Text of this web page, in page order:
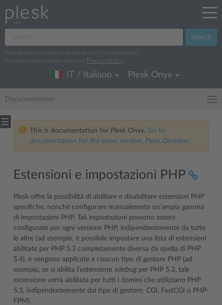
Search
We log search terms to improve our documentation.
For more information, read our
Privacy Policy
IT / Italiano Plesk Onyx
Documentation
This is documentation for Plesk Onyx. Go to
documentation for the latest version, Plesk Obsidian.
Estensioni e impostazioni PHP
Plesk offre la possibilità di abilitare e disabilitare estensioni PHP
specifiche, nonché configurare manualmente un’ampia gamma
di impostazioni PHP. Tali impostazioni possono essere
configurate per ogni versione PHP, indipendentemente da tutte
le altre (ad esempio, è possibile impostare una lista di estensioni
abilitate per PHP 5.3 completamente diversa da quella di PHP
5.4), e vengono applicate a ciascun tipo di gestore PHP (ad
esempio, se si abilita l’estensione xdebugper PHP 5.3, tale
estensione verrà abilitata per tutti i domini che utilizzano PHP
5.3, indipendentemente dal tipo di gestore: CGI, FastCGI o PHP-
FPM).